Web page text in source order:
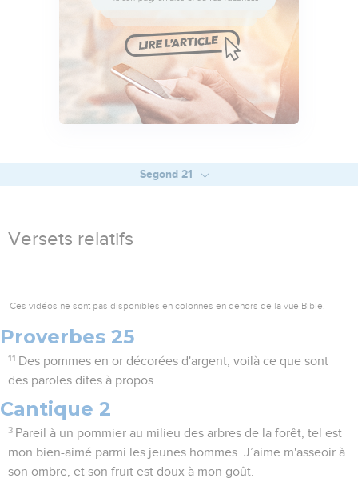
Segond 21
Versets relatifs
Ces vidéos ne sont pas disponibles en colonnes en dehors de la vue Bible.
Proverbes 25
11 Des pommes en or décorées d'argent, voilà ce que sont
des paroles dites à propos.
Cantique 2
3 Pareil à un pommier au milieu des arbres de la forêt, tel est
mon bien-aimé parmi les jeunes hommes. J’aime m'asseoir à
son ombre, et son fruit est doux à mon goût.